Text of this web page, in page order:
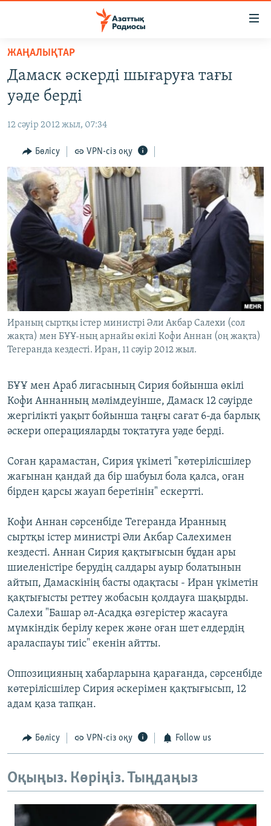
Skip
main
content
Skip
to
Navigation
Skip
to
Search
САЯСАТ
AZATTYQTV
ҚАҢТАР ОҚИҒАСЫ
АДАМ ҚҰҚЫҚТАРЫ
ӘЛЕУМЕТ
ӘЛЕМ
АРНАЙЫ ЖОБАЛАР
Русский
ЖАЗЫЛЫҢЫЗ
Басқа тілдерде
ЖАҢАЛЫҚТАР
Дамаск әскерді шығаруға тағы
уәде берді
12 сәуір 2012 жыл, 07:34
Бөлісу VPN-сіз оқу
Ираның сыртқы істер министрі Әли Акбар Салехи (сол
жақта) мен БҰҰ-ның арнайы өкілі Кофи Аннан (оң жақта)
Тегеранда кездесті. Иран, 11 сәуір 2012 жыл.
БҰҰ мен Араб лигасының Сирия бойынша өкілі
Кофи Аннанның мәлімдеуінше, Дамаск 12 сәуірде
жергілікті уақыт бойынша таңғы сағат 6-да барлық
әскери операцияларды тоқтатуға уәде берді.
Соған қарамастан, Сирия үкіметі "көтерілісшілер
жағынан қандай да бір шабуыл бола қалса, оған
бірден қарсы жауап беретінін" ескертті.
Кофи Аннан сәрсенбіде Тегеранда Иранның
сыртқы істер министрі Әли Акбар Салехимен
кездесті. Аннан Сирия қақтығысын бұдан ары
шиеленістіре берудің салдары ауыр болатынын
айтып, Дамаскінің басты одақтасы - Иран үкіметін
қақтығысты реттеу жобасын қолдауға шақырды.
Салехи "Башар әл-Асадқа өзгерістер жасауға
мүмкіндік берілу керек және оған шет елдердің
араласпауы тиіс" екенін айтты.
Оппозицияның хабарларына қарағанда, сәрсенбіде
көтерілісшілер Сирия әскерімен қақтығысып, 12
адам қаза тапқан.
Бөлісу VPN-сіз оқу Follow us
Оқыңыз. Көріңіз. Тыңдаңыз